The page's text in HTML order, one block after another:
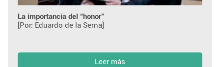
La importancia del “honor”
[Por: Eduardo de la Serna]
Leer más